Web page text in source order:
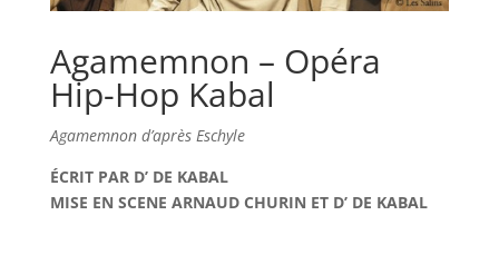
Agamemnon – Opéra
Hip-Hop Kabal
Agamemnon d’après Eschyle
ÉCRIT PAR D’ DE KABAL
MISE EN SCENE ARNAUD CHURIN ET D’ DE KABAL